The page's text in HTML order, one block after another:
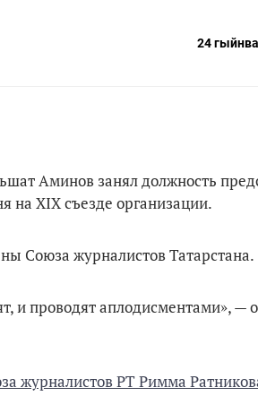
24
Аминов занял должность
на XIX съезде организации.
Союза журналистов Татарстана.
и проводят аплодисментами», —
журналистов РТ Римма